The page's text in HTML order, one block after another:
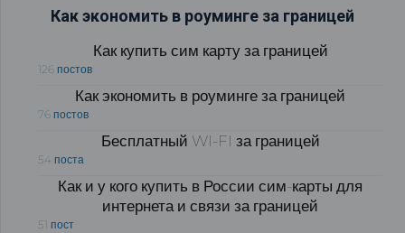
Как экономить в роуминге за границей
Как купить сим карту за границей
126 постов
Как экономить в роуминге за границей
76 постов
Бесплатный WI-FI за границей
54 поста
Как и у кого купить в России сим-карты для
интернета и связи за границей
51 пост